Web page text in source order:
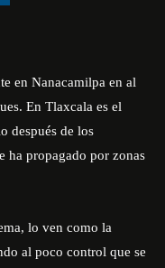
en Nanacamilpa en al
En Tlaxcala es el
después de los
ha propagado por zonas
lo ven como la
al poco control que se